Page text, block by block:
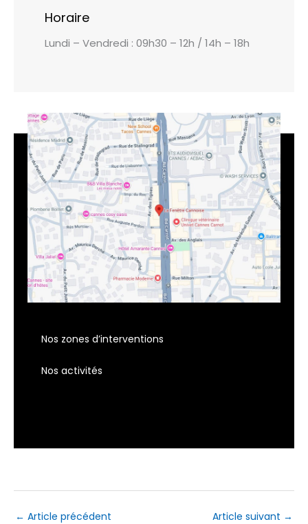
Horaire
Lundi – Vendredi : 09h30 – 12h / 14h – 18h
Nos zones d’interventions
Nos activités
← Article précédent Article suivant →